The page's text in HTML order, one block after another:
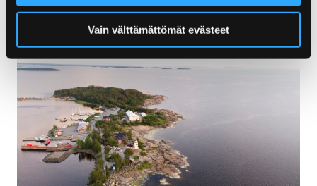
Vain välttämättömät evästeet